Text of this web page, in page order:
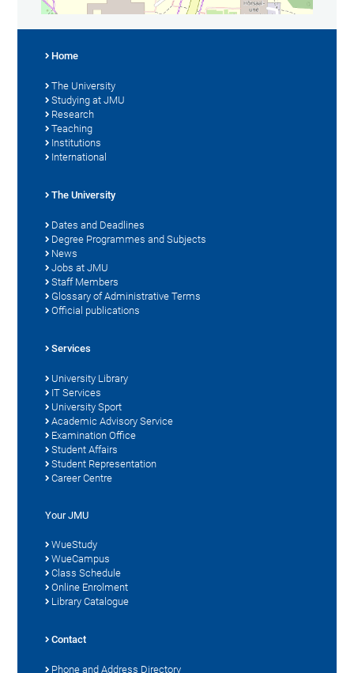
Home
The University
Studying at JMU
Research
Teaching
Institutions
International
The University
Dates and Deadlines
Degree Programmes and Subjects
News
Jobs at JMU
Staff Members
Glossary of Administrative Terms
Official publications
Services
University Library
IT Services
University Sport
Academic Advisory Service
Examination Office
Student Affairs
Student Representation
Career Centre
Your JMU
WueStudy
WueCampus
Class Schedule
Online Enrolment
Library Catalogue
Contact
Phone and Address Directory